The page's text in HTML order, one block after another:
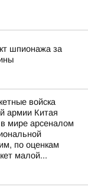
шпионажа за
войска
армии Китая
мире арсеналом
по оценкам
малой...